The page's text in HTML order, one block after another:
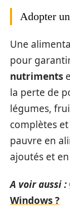
Adopter
Une
pour
nutriments
la perte de
légumes,
complètes
pauvre en
ajoutés et
A voir aussi :
Windows ?